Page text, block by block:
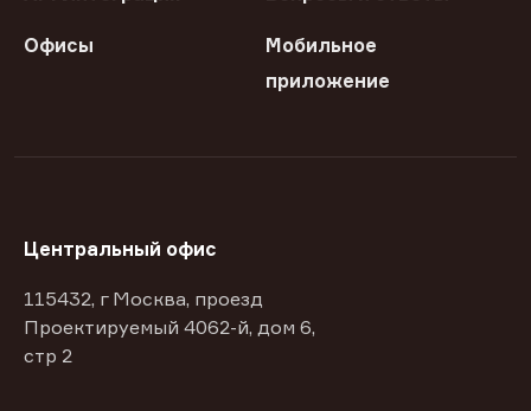
Офисы
Мобильное
приложение
Центральный офис
115432, г Москва, проезд
Проектируемый 4062-й, дом 6,
стр 2